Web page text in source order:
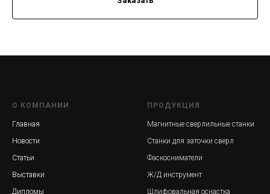
О КОМПАНИИ
Главная
Новости
Статьи
Выставки
Дипломы
ПРОДУКЦИЯ
Магнитные сверлильные станки
Станки для заточки сверл
Фаскосниматели
Ж/Д инструмент
Шлифовальная оснастка